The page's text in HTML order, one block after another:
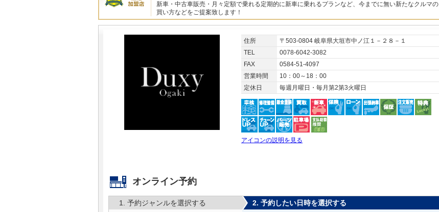
新車・中古車販売・月々定額で乗れる定期的に新車に乗れるプランなど、今までに無い新たなクルマの
買い方などをご提案致します！
住所
〒503-0804 岐阜県大垣市中ノ江１－２８－１
TEL
0078-6042-3082
FAX
0584-51-4097
営業時間
10：00～18：00
定休日
毎週月曜日・毎月第2第3火曜日
アイコンの説明を見る
オンライン予約
1. 予約ジャンルを選択する 2. 予約したい日時を選択する